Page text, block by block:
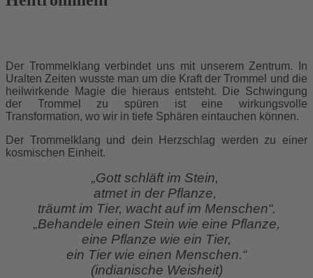
Der Trommelklang verbindet uns mit unserem Zentrum. In
Uralten Zeiten wusste man um die Kraft der Trommel und die
heilwirkende Magie die hieraus entsteht. Die Schwingung
der Trommel zu spüren ist eine wirkungsvolle
Transformation, wo wir in tiefe Sphären eintauchen können.
Der Trommelklang und dein Herzschlag werden zu einer
kosmischen Einheit.
„Gott schläft im Stein,
atmet in der Pflanze,
träumt im Tier, wacht auf im Menschen“.
„Behandele einen Stein wie eine Pflanze,
eine Pflanze wie ein Tier,
ein Tier wie einen Menschen.“
(indianische Weisheit)